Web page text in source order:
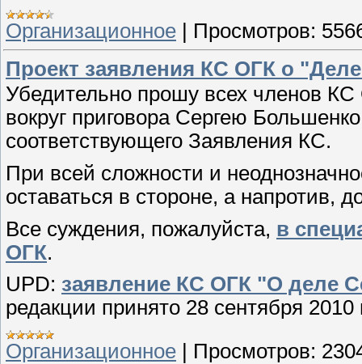
Организационное | Просмотров:
Проект заявления КС ОГК о
Убедительно прошу всех членов
вокруг приговора Сергею
соответствующего Заявления КС.
При всей сложности и
оставаться в стороне, а напротив,
Все суждения, пожалуйста, в
ОГК.
UPD: заявление КС ОГК "О деле
редакции принято 28 сентября 2010
Организационное
Просмотров: